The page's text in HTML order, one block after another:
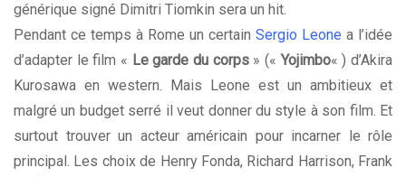
générique signé Dimitri Tiomkin sera un hit.
Pendant ce temps à Rome un certain Sergio Leone a l’idée
d’adapter le film « Le garde du corps» (« Yojimbo« ) d’Akira
Kurosawa en western. Mais Leone est un ambitieux et
malgré un budget serré il veut donner du style à son film. Et
surtout trouver un acteur américain pour incarner le rôle
principal. Les choix de Henry Fonda, Richard Harrison, Frank